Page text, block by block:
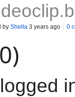
by Shella 3 years ago 0